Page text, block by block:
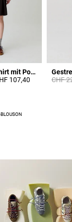
Baumwoll-T-Shirt mit Polokragen
107,40
Price
CHF